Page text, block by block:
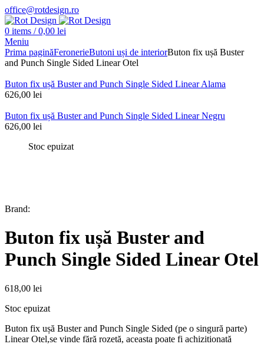
office@rotdesign.ro
0 items / 0,00 lei
Meniu
Prima paginăFeronerieButoni uși de interiorButon fix ușă Buster
and Punch Single Sided Linear Otel
Buton fix ușă Buster and Punch Single Sided Linear Alama
626,00 lei
Buton fix ușă Buster and Punch Single Sided Linear Negru
626,00 lei
Stoc epuizat
Brand:
Buton fix ușă Buster and
Punch Single Sided Linear Otel
618,00 lei
Stoc epuizat
Buton fix ușă Buster and Punch Single Sided (pe o singură parte)
Linear Otel,se vinde fără rozetă, aceasta poate fi achizitionată